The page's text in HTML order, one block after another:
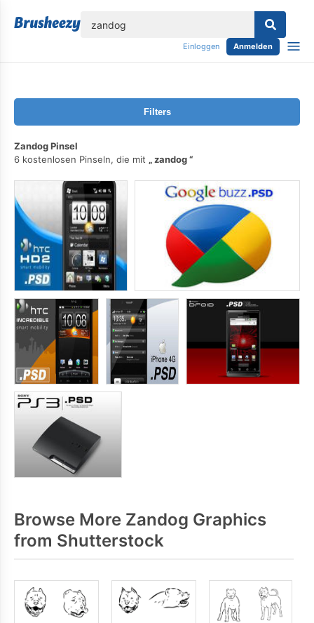
Einloggen Anmelden
Filters
Zandog Pinsel
6 kostenlosen Pinseln, die mit
zandog
Browse More Zandog Graphics
from Shutterstock